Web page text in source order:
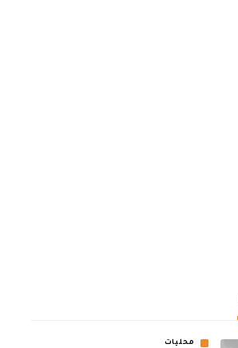
محليات